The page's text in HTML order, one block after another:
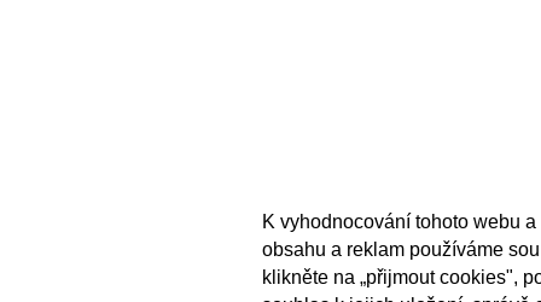
K vyhodnocování tohoto webu
obsahu a reklam používáme
klikněte na „přijmout cookies",